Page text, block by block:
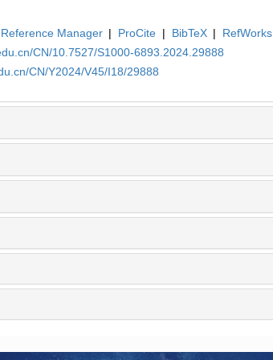
Reference Manager | ProCite | BibTeX |
RefWorks
CN/10.7527/S1000-6893.2024.29888
CN/Y2024/V45/I18/29888